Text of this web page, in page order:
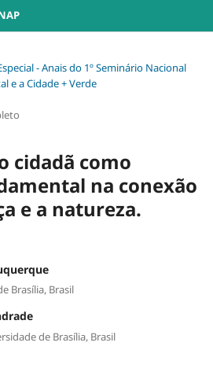
- Anais do 1º Seminário Nacional
e a Cidade + Verde
cidadã como
na conexão
e a natureza.
Brasília, Brasil
de Brasília, Brasil